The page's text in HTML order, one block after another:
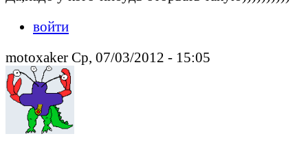
войти
motoxaker Ср, 07/03/2012 - 15:05